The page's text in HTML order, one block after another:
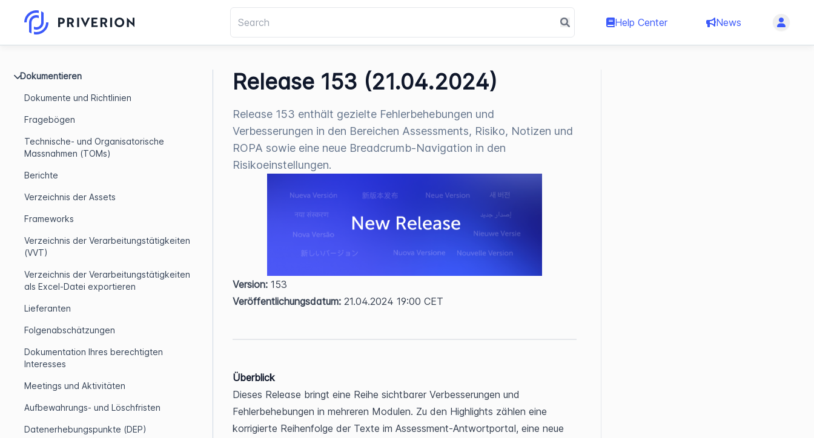
Help Center News
Dokumentieren
Dokumente und Richtlinien
Fragebögen
Technische- und Organisatorische
Massnahmen (TOMs)
Berichte
Verzeichnis der Assets
Frameworks
Verzeichnis der Verarbeitungstätigkeiten
(VVT)
Verzeichnis der Verarbeitungstätigkeiten
als Excel-Datei exportieren
Lieferanten
Folgenabschätzungen
Dokumentation Ihres berechtigten
Interesses
Meetings und Aktivitäten
Aufbewahrungs- und Löschfristen
Datenerhebungspunkte (DEP)
Release 153 (21.04.2024)
Release 153 enthält gezielte Fehlerbehebungen und
Verbesserungen in den Bereichen Assessments, Risiko, Notizen und
ROPA sowie eine neue Breadcrumb-Navigation in den
Risikoeinstellungen.
Version: 153
Veröffentlichungsdatum: 21.04.2024 19:00 CET
Überblick
Dieses Release bringt eine Reihe sichtbarer Verbesserungen und
Fehlerbehebungen in mehreren Modulen. Zu den Highlights zählen eine
korrigierte Reihenfolge der Texte im Assessment-Antwortportal, eine neue